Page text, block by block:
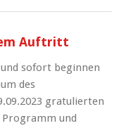
Auftritt
sofort beginnen
des
gratulierten
und